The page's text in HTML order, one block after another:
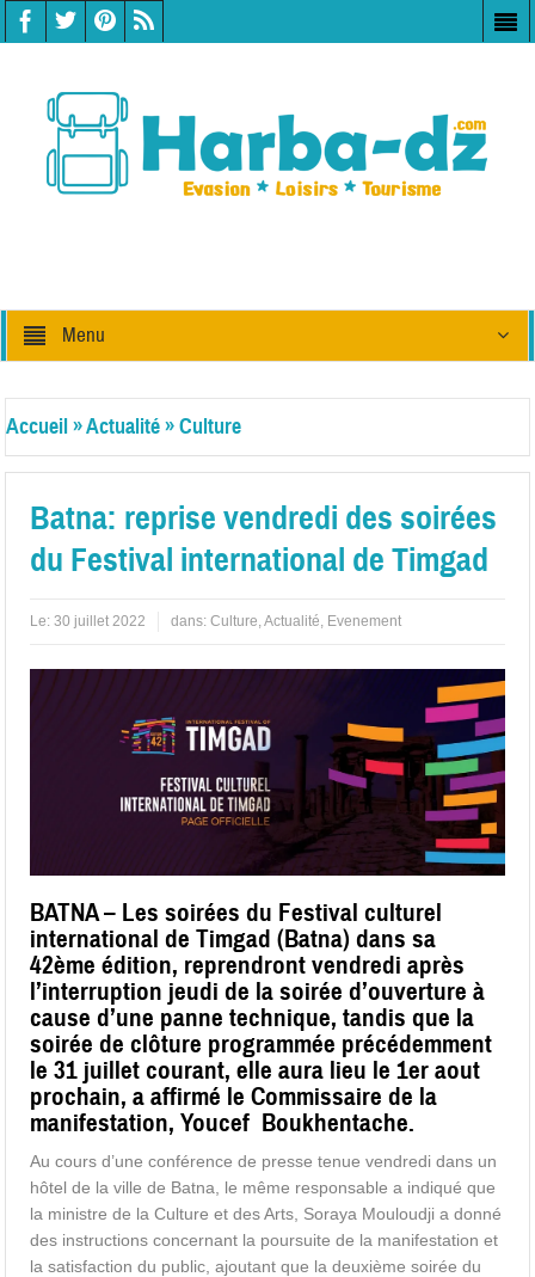
Menu
Accueil»Actualité»Culture
Batna: reprise vendredi des soirées
du Festival international de Timgad
Le:30 juillet 2022 dans:Culture,Actualité, Evenement
BATNA – Les soirées du Festival culturel
international de Timgad (Batna) dans sa
42ème édition, reprendront vendredi après
l’interruption jeudi de la soirée d’ouverture à
cause d’une panne technique, tandis que la
soirée de clôture programmée précédemment
le 31 juillet courant, elle aura lieu le 1er aout
prochain, a affirmé le Commissaire de la
manifestation, Youcef Boukhentache.
Au cours d’une conférence de presse tenue vendredi dans un
hôtel de la ville de Batna, le même responsable a indiqué que
la ministre de la Culture et des Arts, Soraya Mouloudji a donné
des instructions concernant la poursuite de la manifestation et
la satisfaction du public, ajoutant que la deuxième soirée du